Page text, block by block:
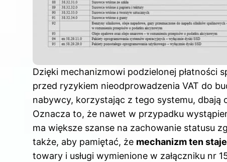
Dzięki mechanizmowi podzielonej płatności
przed ryzykiem nieodprowadzenia VAT do
nabywcy, korzystając z tego systemu, dbają
Oznacza to, że nawet w przypadku
ma większe szanse na zachowanie statusu
także, aby pamiętać, że mechanizm ten
towary i usługi wymienione w załączniku nr